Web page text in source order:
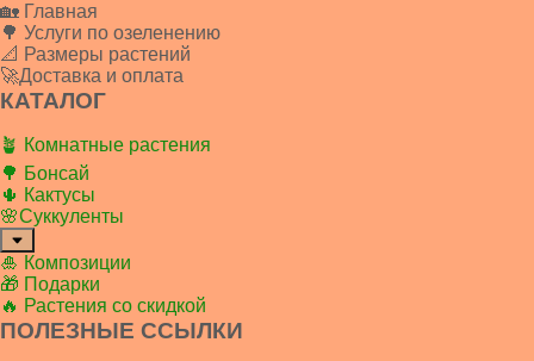
🏡 Главная
🌳 Услуги по озеленению
📐 Размеры растений
🚀Доставка и оплата
КАТАЛОГ
🪴 Комнатные растения
🌳 Бонсай
🌵 Кактусы
🌸Суккуленты
🎍 Композиции
🎁 Подарки
🔥 Растения со скидкой
ПОЛЕЗНЫЕ ССЫЛКИ